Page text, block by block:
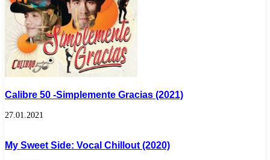
Cаlibrе 50 -Simplemente Gracias (2021)
27.01.2021
My Sweet Side: Vocal Chillout (2020)